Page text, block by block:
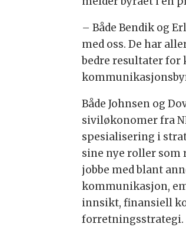
– Både Bendik og
med oss. De har
bedre resultater for
Både Johnsen og
siviløkonomer fra
spesialisering i
sine nye roller som
jobbe med blant
kommunikasjon,
innsikt, finansiell
forretningsstrategi.